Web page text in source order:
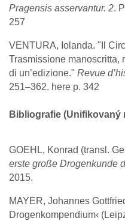
Pragensis asservantur. 2.
257
VENTURA, Iolanda. "Il
Trasmissione manoscritta,
di un’edizione." Revue
251–362. here p. 342
Bibliografie (Unifikovaný
GOEHL, Konrad (transl.
erste große Drogenkunde
2015.
MAYER, Johannes
Drogenkompendium‹